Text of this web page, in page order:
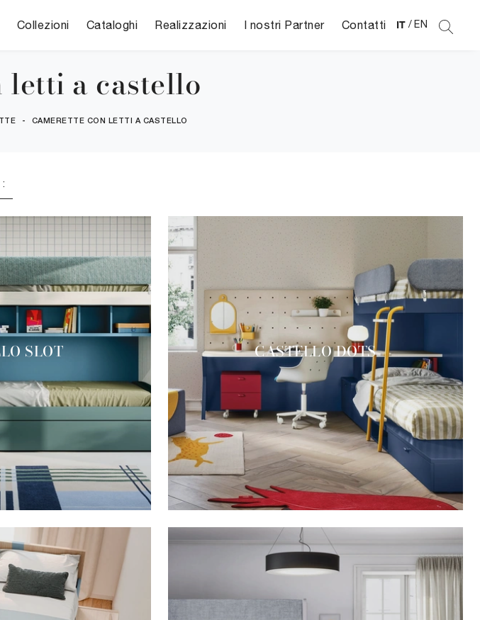
Collezioni Cataloghi Realizzazioni I nostri Partner Contatti IT / EN
letti a castello
- CAMERETTE CON LETTI A CASTELLO
:
SLOT CASTELLO DOTS